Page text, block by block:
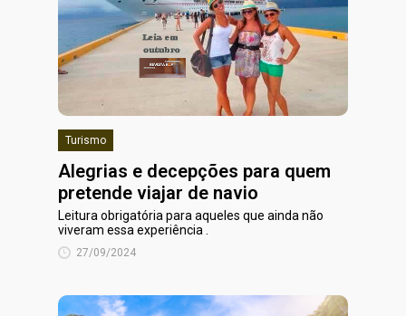
Turismo
Alegrias e decepções para quem
pretende viajar de navio
Leitura obrigatória para aqueles que ainda não
viveram essa experiência .
27/09/2024